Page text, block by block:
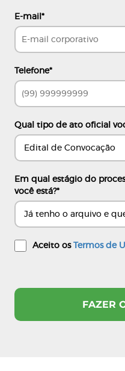
E-mail *
Telefone*
Qual tipo de ato oficial
Em qual estágio do
você está?*
Aceito os Termos de